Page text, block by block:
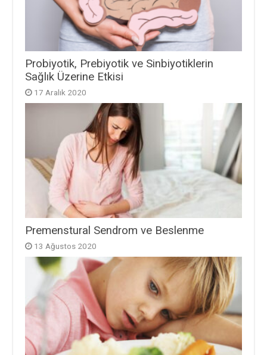
Probiyotik, Prebiyotik ve Sinbiyotiklerin
Sağlık Üzerine Etkisi
17 Aralık 2020
Premenstural Sendrom ve Beslenme
13 Ağustos 2020